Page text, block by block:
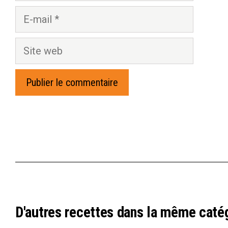
Site
D'autres recettes dans la même